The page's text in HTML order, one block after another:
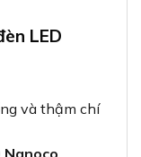
LED
và thậm chí